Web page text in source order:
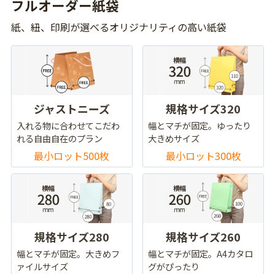
フルオーダー紙袋
紙、紐、印刷が選べるオリジナリティの高い紙袋
ジャストニーズ
入れる物に合わせてこだわ
れる自由自在のプラン
最小ロット500枚
規格サイズ320
幅とマチが固定。ゆったり
大きめサイズ
最小ロット300枚
規格サイズ280
幅とマチが固定。大きめフ
ァイルサイズ
規格サイズ260
幅とマチが固定。A4カタロ
グがぴったり